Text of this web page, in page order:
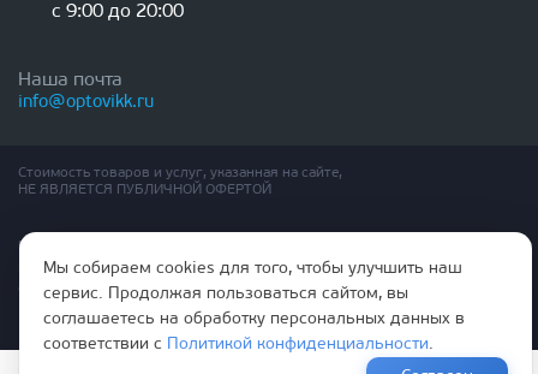
с 9:00 до 20:00
Наша почта
info@optovikk.ru
Стоимость товаров и услуг, указанная на сайте,
НЕ ЯВЛЯЕТСЯ ПУБЛИЧНОЙ ОФЕРТОЙ
Правила эксплутации входных и межкомнатных дверей
Политика обработки персональных данных
Согласие на обработку персональных данных
Мы собираем cookies для того, чтобы улучшить наш
сервис. Продолжая пользоваться сайтом, вы
соглашаетесь на обработку персональных данных в
соответствии с
Политикой конфиденциальности.